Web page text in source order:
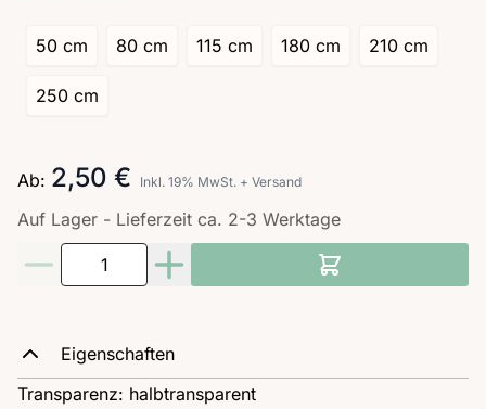
50 cm 80 cm 115 cm 180 cm 210 cm
250 cm
Ab: 2,50 € Inkl. 19% MwSt. + Versand
Auf Lager - Lieferzeit ca. 2-3 Werktage
Menge
Eigenschaften
Transparenz: halbtransparent